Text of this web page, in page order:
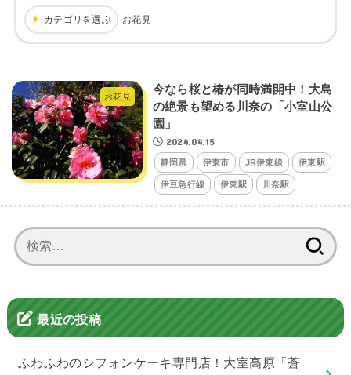
カテゴリを選ぶ お花見
お花見
今なら桜と椿が同時満開中！大島
の絶景も望める川奈の「小室山公
園」
2024.04.15
静岡県 伊東市 JR伊東線 伊東駅
伊豆急行線 伊東駅 川奈駅
索:
最近の投稿
ふわふわのシフォンケーキ専門店！大室高原「蒼